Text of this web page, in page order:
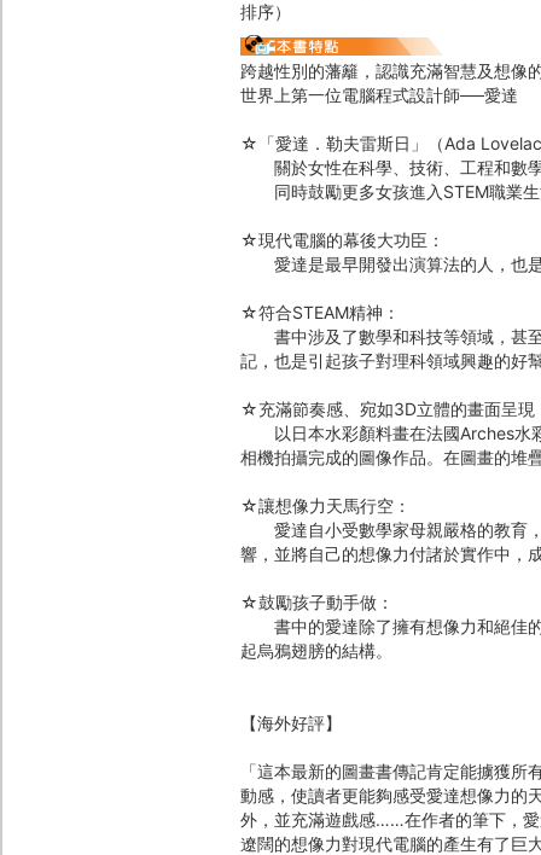
排序）
跨越性別的藩籬，認識充滿智慧及想像
世界上第一位電腦程式設計師──愛達
☆「愛達．勒夫雷斯日」（Ada
關於女性在科學、技術、工程和數
同時鼓勵更多女孩進入STEM職業生
☆現代電腦的幕後大功臣：
愛達是最早開發出演算法的人，也
☆符合STEAM精神：
書中涉及了數學和科技等領域，甚至
記，也是引起孩子對理科領域興趣的好
☆充滿節奏感、宛如3D立體的畫面呈現
以日本水彩顏料畫在法國Arches水
相機拍攝完成的圖像作品。在圖畫的堆
☆讓想像力天馬行空：
愛達自小受數學家母親嚴格的教育，
響，並將自己的想像力付諸於實作中，
☆鼓勵孩子動手做：
書中的愛達除了擁有想像力和絕佳的
起烏鴉翅膀的結構。
【海外好評】
「這本最新的圖畫書傳記肯定能擄獲
動感，使讀者更能夠感受愛達想像力的
外，並充滿遊戲感……在作者的筆下，
遼闊的想像力對現代電腦的產生有了